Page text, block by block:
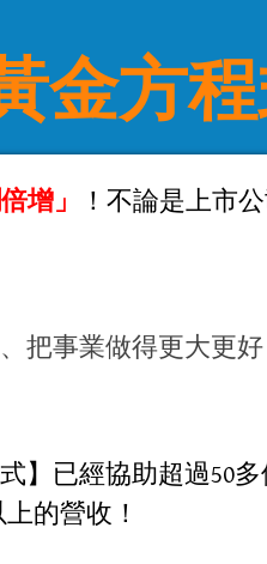
金方程
增」
！不論是上市
把事業做得更大更
】​已經協助超過50
上的營收！